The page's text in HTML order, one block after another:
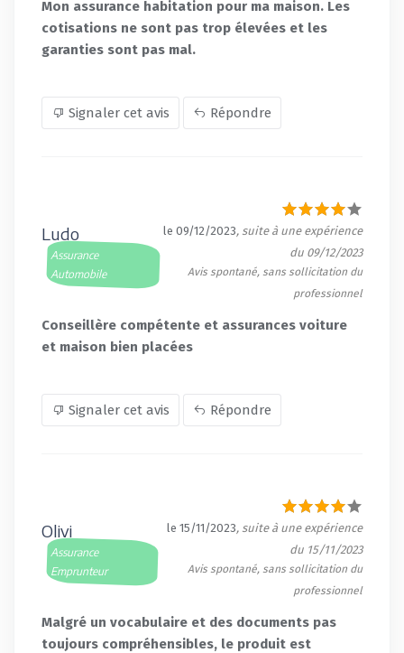
Mon assurance habitation pour ma maison. Les
cotisations ne sont pas trop élevées et les
garanties sont pas mal.
Signaler cet avis Répondre
Ludo
Assurance
Automobile
le 09/12/2023, suite à une expérience
du 09/12/2023
Avis spontané, sans sollicitation du
professionnel
Conseillère compétente et assurances voiture
et maison bien placées
Signaler cet avis Répondre
Olivi
Assurance
Emprunteur
le 15/11/2023, suite à une expérience
du 15/11/2023
Avis spontané, sans sollicitation du
professionnel
Malgré un vocabulaire et des documents pas
toujours compréhensibles, le produit est